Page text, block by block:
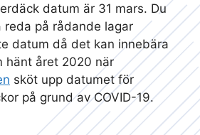
datum är 31 mars. Du
reda på rådande lagar
datum då det kan innebära
hänt året 2020 när
sköt upp datumet för
på grund av COVID-19.